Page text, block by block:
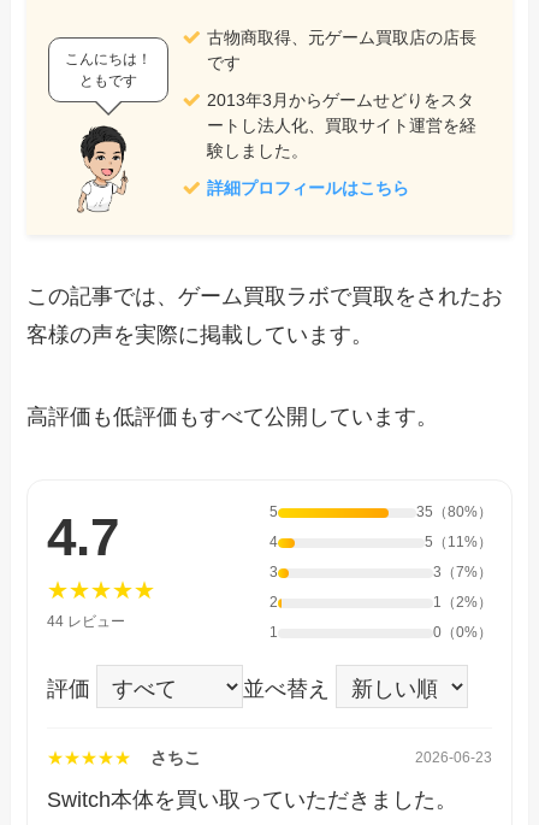
古物商取得、元ゲーム買取店の店長
です
2013年3月からゲームせどりをスタ
ートし法人化、買取サイト運営を経
験しました。
詳細プロフィールはこちら
こんにちは！
ともです
この記事では、ゲーム買取ラボで買取をされたお
客様の声を実際に掲載しています。
高評価も低評価もすべて公開しています。
4.7
★★★★★
44 レビュー
5
35（80%）
4
5（11%）
3
3（7%）
2
1（2%）
1
0（0%）
評価 並べ替え
★★★★★ さちこ 2026-06-23
Switch本体を買い取っていただきました。